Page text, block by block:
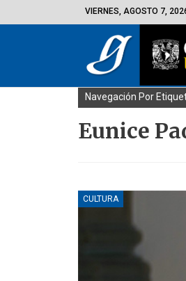
VIERNES, AGOSTO 7,
Navegación Por
Eunice
CULTURA